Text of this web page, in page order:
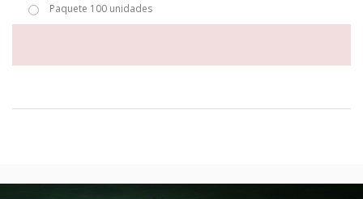
Paquete 100 unidades